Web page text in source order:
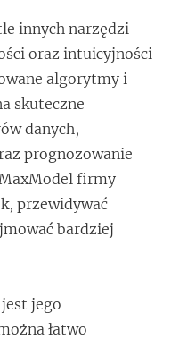
innych narzędzi
oraz intuicyjności
algorytmy i
skuteczne
danych,
prognozowanie
firmy
przewidywać
bardziej
jego
łatwo